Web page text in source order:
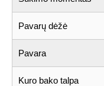
Pavarų dėžė
Pavara
Kuro bako talpa